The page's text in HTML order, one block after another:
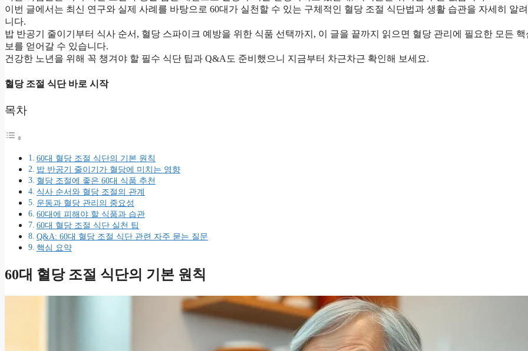
이번 글에서는 최신 연구와 실제 사례를 바탕으로 60대가 실천할 수 있는 구체적인 혈당 조절 식단법과 생활 습관을 자세히 알
니다.
밥 반공기 줄이기부터 식사 순서, 혈당 스파이크 예방을 위한 식품 선택까지, 이 글을 끝까지 읽으면 혈당 관리에 필요한 모든 핵
보를 얻어갈 수 있습니다.
건강한 노년을 위해 꼭 챙겨야 할 필수 식단 팁과 Q&A도 준비했으니 지금부터 차근차근 확인해 보세요.
혈당 조절 식단 바로 시작
목차
60대 혈당 조절 식단의 기본 원칙
밥 반공기 줄이기가 혈당에 미치는 영향
혈당 조절에 좋은 60대 식품 추천
식사 순서와 혈당 조절의 관계
운동과 혈당 관리의 중요성
60대에 피해야 할 식품과 습관
60대 혈당 조절 식단 실천 팁
Q&A: 60대 혈당 조절 식단 관련 자주 묻는 질문
핵심 요약
60대 혈당 조절 식단의 기본 원칙